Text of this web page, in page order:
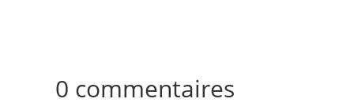
0 commentaires